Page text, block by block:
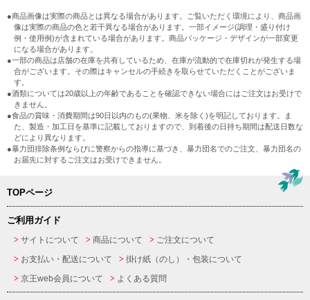
●商品画像は実際の商品とは異なる場合があります。ご覧いただく環境により、商品画
像は実際の商品の色と若干異なる場合があります。一部イメージ(調理・盛り付け
例・使用例)が含まれている場合があります。商品パッケージ・デザインが一部変更
になる場合があります。
●一部の商品は店舗の在庫を共有しているため、在庫が流動的で在庫切れが発生する場
合がございます。その際はキャンセルの手続きを取らせていただくことがございま
す。
●酒類については20歳以上の年齢であることを確認できない場合にはご注文はお受けで
きません。
●食品の賞味・消費期間は90日以内のもの(果物、米を除く)を明記しております。ま
た、製造・加工日を基準に記載しておりますので、到着後の日持ち期間は配送日数な
どにより異なります。
●暴力団排除条例ならびに警察からの指導に基づき、暴力団名でのご注文、暴力団名の
お届先に対するご注文はお受けできません。
TOPページ
ご利用ガイド
サイトについて 商品について
ご注文について
お支払い・配送について
掛け紙（のし）・包装について
京王web会員について
よくある質問